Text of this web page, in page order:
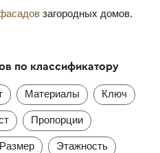
загородных домов.
по классификатору
Материалы Ключ
Пропорции
Размер Этажность